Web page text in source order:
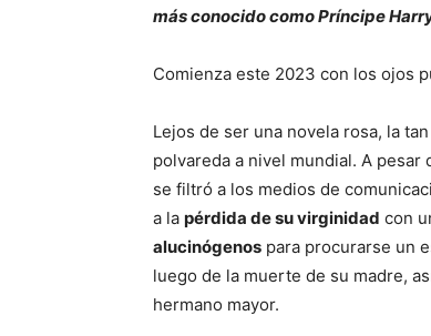
más conocido como Príncipe
Comienza este 2023 con los ojos
Lejos de ser una novela rosa, la
polvareda a nivel mundial. A
se filtró a los medios de
a la pérdida de su virginidad con
alucinógenos para procurarse un
luego de la muerte de su madre,
hermano mayor.